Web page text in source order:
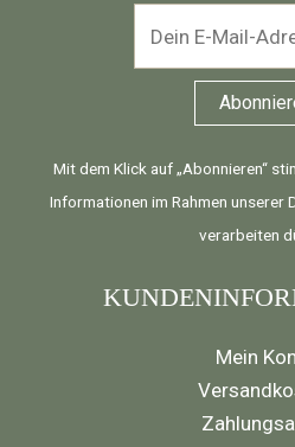
Mit dem Klick auf „Abonnieren“
Informationen im Rahmen unserer
verarbeiten
Mein